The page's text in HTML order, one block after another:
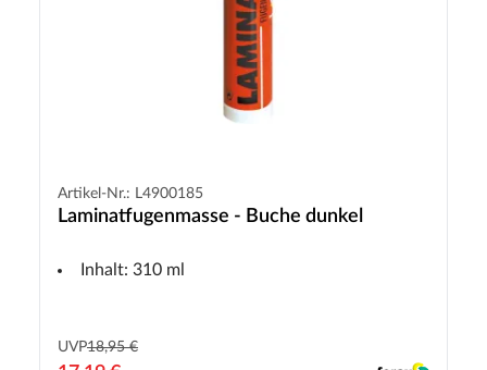
Artikel-Nr.: L4900185
Laminatfugenmasse - Buche dunkel
Inhalt: 310 ml
UVP18,95 €